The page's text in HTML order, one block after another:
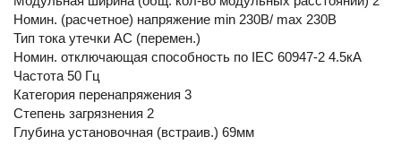
Номин. (расчетное) напряжение min 230В/ max 230В
Тип тока утечки AC (перемен.)
Номин. отключающая способность по IEC 60947-2 4.5кА
Частота 50 Гц
Категория перенапряжения 3
Степень загрязнения 2
Глубина установочная (встраив.) 69мм